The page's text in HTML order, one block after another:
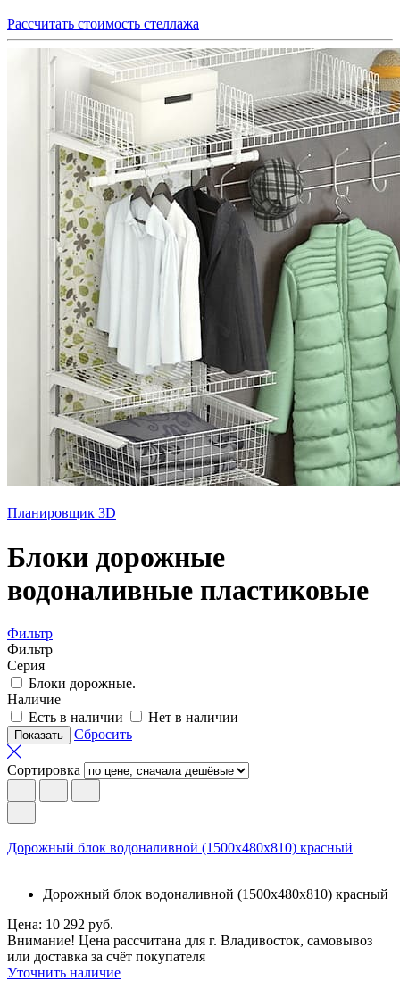
Рассчитать стоимость стеллажа
Планировщик 3D
Блоки дорожные
водоналивные пластиковые
Фильтр
Фильтр
Серия
Блоки дорожные.
Наличие
Есть в наличии
Нет в наличии
Сбросить
Сортировка
Дорожный блок водоналивной (1500х480х810) красный
Дорожный блок водоналивной (1500х480х810) красный
Цена: 10 292 руб.
Внимание! Цена рассчитана для г. Владивосток, самовывоз
или доставка за счёт покупателя
Уточнить наличие